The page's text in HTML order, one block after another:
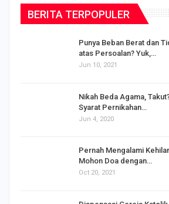
BERITA TERPOPULER
Punya Beban Berat dan
atas Persoalan? Yuk,…
Jun 10, 2021
Nikah Beda Agama,
Syarat Pernikahan…
Jun 4, 2020
Pernah Mengalami
Mohon Doa dengan…
Oct 20, 2021